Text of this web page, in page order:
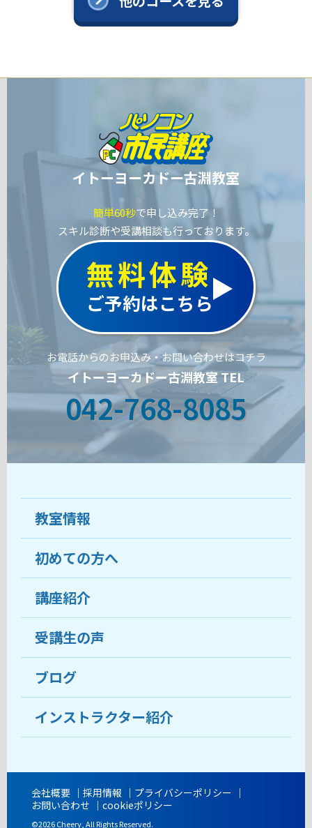
イトーヨーカドー古淵教室
簡単60秒で申し込み完了！
スキル診断や受講相談も行っております。
無料体験
ご予約はこちら
お電話からのお申込み・お問い合わせはコチラ
イトーヨーカドー古淵教室 TEL
042-768-8085
教室情報
教室について
受講生の声
おすすめ・人気の講座
目的から講座を探す
教室ブログ
開講時間
初めての方へ
ココがおすすめ
料金
受講までの流れ
よくあるご質問
講座紹介
受講生の声
ブログ
インストラクター紹介
会社概要 採用情報
プライバシーポリシー
お問い合わせ
cookieポリシー
©2026 Cheery, All Rights Reserved.